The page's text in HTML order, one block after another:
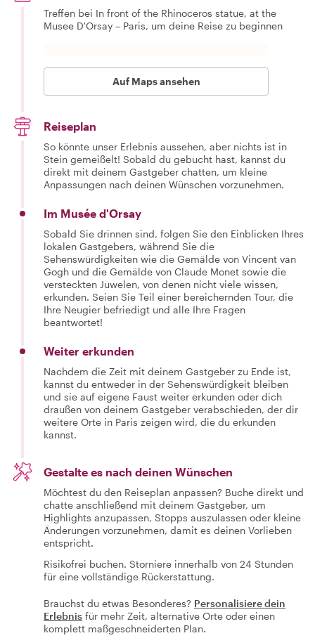
Treffen bei In front of the Rhinoceros statue, at the
Musee D'Orsay – Paris, um deine Reise zu beginnen
Auf Maps ansehen
Reiseplan
So könnte unser Erlebnis aussehen, aber nichts ist in
Stein gemeißelt! Sobald du gebucht hast, kannst du
direkt mit deinem Gastgeber chatten, um kleine
Anpassungen nach deinen Wünschen vorzunehmen.
Im Musée d'Orsay
Sobald Sie drinnen sind, folgen Sie den Einblicken Ihres
lokalen Gastgebers, während Sie die
Sehenswürdigkeiten wie die Gemälde von Vincent van
Gogh und die Gemälde von Claude Monet sowie die
versteckten Juwelen, von denen nicht viele wissen,
erkunden. Seien Sie Teil einer bereichernden Tour, die
Ihre Neugier befriedigt und alle Ihre Fragen
beantwortet!
Weiter erkunden
Nachdem die Zeit mit deinem Gastgeber zu Ende ist,
kannst du entweder in der Sehenswürdigkeit bleiben
und sie auf eigene Faust weiter erkunden oder dich
draußen von deinem Gastgeber verabschieden, der dir
weitere Orte in Paris zeigen wird, die du erkunden
kannst.
Gestalte es nach deinen Wünschen
Möchtest du den Reiseplan anpassen? Buche direkt und
chatte anschließend mit deinem Gastgeber, um
Highlights anzupassen, Stopps auszulassen oder kleine
Änderungen vorzunehmen, damit es deinen Vorlieben
entspricht.
Risikofrei buchen. Storniere innerhalb von 24 Stunden
für eine vollständige Rückerstattung.
Brauchst du etwas Besonderes? Personalisiere dein
Erlebnis für mehr Zeit, alternative Orte oder einen
komplett maßgeschneiderten Plan.